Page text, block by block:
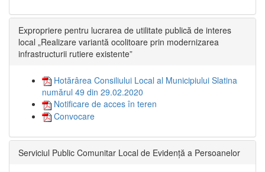
Expropriere pentru lucrarea de utilitate publică de interes
local „Realizare variantă ocolitoare prin modernizarea
infrastructurii rutiere existente”
Hotărârea Consiliului Local al Municipiului Slatina
numărul 49 din 29.02.2020
Notificare de acces în teren
Convocare
Serviciul Public Comunitar Local de Evidență a Persoanelor